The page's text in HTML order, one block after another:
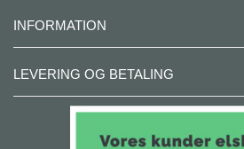
INFORMATION
LEVERING OG BETALING